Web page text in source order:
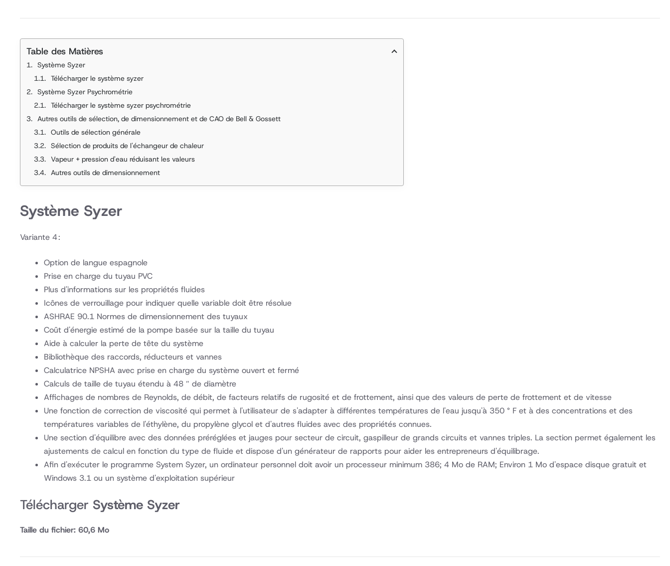
Table des Matières
Système Syzer
Télécharger le système syzer
Système Syzer Psychrométrie
Télécharger le système syzer psychrométrie
Autres outils de sélection, de dimensionnement et de CAO de Bell & Gossett
Outils de sélection générale
Sélection de produits de l'échangeur de chaleur
Vapeur + pression d'eau réduisant les valeurs
Autres outils de dimensionnement
Système Syzer
Variante 4 :
Option de langue espagnole
Prise en charge du tuyau PVC
Plus d'informations sur les propriétés fluides
Icônes de verrouillage pour indiquer quelle variable doit être résolue
ASHRAE 90.1 Normes de dimensionnement des tuyaux
Coût d'énergie estimé de la pompe basée sur la taille du tuyau
Aide à calculer la perte de tête du système
Bibliothèque des raccords, réducteurs et vannes
Calculatrice NPSHA avec prise en charge du système ouvert et fermé
Calculs de taille de tuyau étendu à 48 ″ de diamètre
Affichages de nombres de Reynolds, de débit, de facteurs relatifs de rugosité et de frottement, ainsi que des valeurs de perte de frottement et de vitesse
Une fonction de correction de viscosité qui permet à l'utilisateur de s'adapter à différentes températures de l'eau jusqu'à 350 ° F et à des concentrations et des
températures variables de l'éthylène, du propylène glycol et d'autres fluides avec des propriétés connues.
Une section d'équilibre avec des données préréglées et jauges pour secteur de circuit, gaspilleur de grands circuits et vannes triples. La section permet également les
ajustements de calcul en fonction du type de fluide et dispose d'un générateur de rapports pour aider les entrepreneurs d'équilibrage.
Afin d'exécuter le programme System Syzer, un ordinateur personnel doit avoir un processeur minimum 386; 4 Mo de RAM; Environ 1 Mo d'espace disque gratuit et
Windows 3.1 ou un système d'exploitation supérieur
Télécharger Système Syzer
Taille du fichier: 60,6 Mo